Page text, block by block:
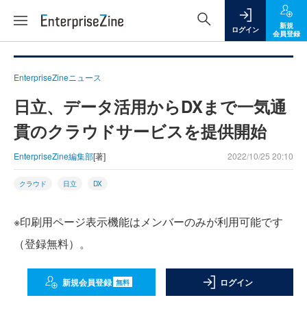
ログイン
新規
会員登録
EnterpriseZineニュース
日立、データ活用からDXまで一気通
貫のクラウドサービスを提供開始
EnterpriseZine編集部[著] 2022/10/25 20:10
クラウド 日立 DX
※印刷用ページ表示機能はメンバーのみが利用可能です
（登録無料）。
新規会員登録 無料 ログイン